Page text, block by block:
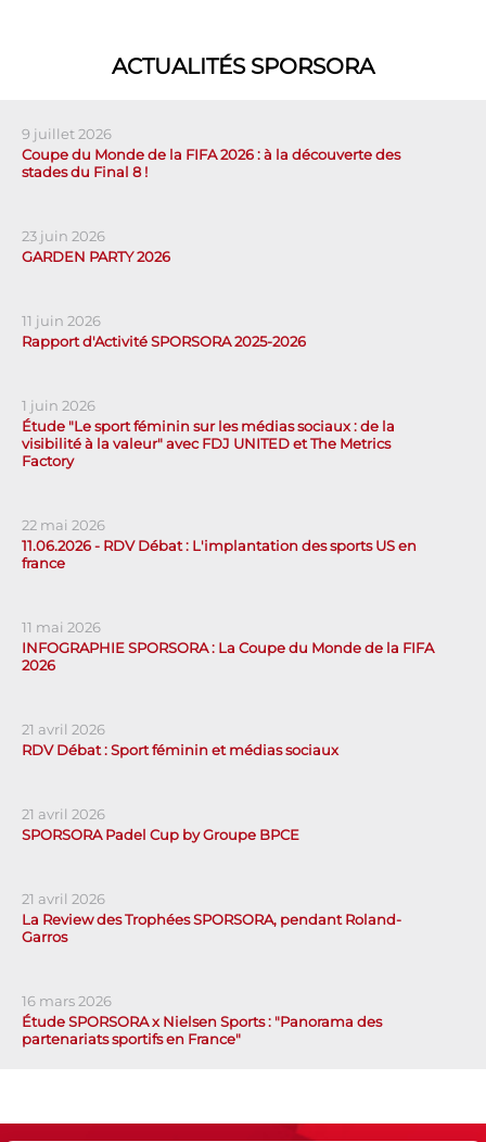
ACTUALITÉS SPORSORA
9 juillet 2026
Coupe du Monde de la FIFA 2026 : à la découverte des
stades du Final 8 !
23 juin 2026
GARDEN PARTY 2026
11 juin 2026
Rapport d'Activité SPORSORA 2025-2026
1 juin 2026
Étude "Le sport féminin sur les médias sociaux : de la
visibilité à la valeur" avec FDJ UNITED et The Metrics
Factory
22 mai 2026
11.06.2026 - RDV Débat : L'implantation des sports US en
france
11 mai 2026
INFOGRAPHIE SPORSORA : La Coupe du Monde de la FIFA
2026
21 avril 2026
RDV Débat : Sport féminin et médias sociaux
21 avril 2026
SPORSORA Padel Cup by Groupe BPCE
21 avril 2026
La Review des Trophées SPORSORA, pendant Roland-
Garros
16 mars 2026
Étude SPORSORA x Nielsen Sports : "Panorama des
partenariats sportifs en France"